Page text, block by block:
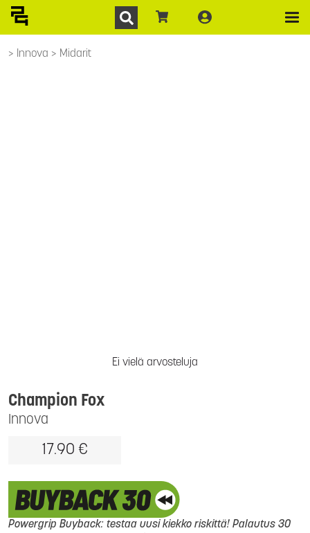
Innova Midarit
Ei vielä arvosteluja
Innova
Champion Fox
17.90 €
Powergrip Buyback: testaa uusi kiekko riskittä! Palautus 30